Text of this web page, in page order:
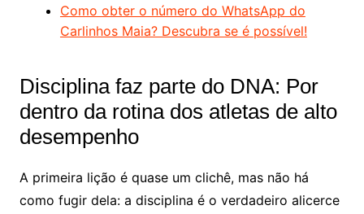
Como obter o número do WhatsApp do
Carlinhos Maia? Descubra se é possível!
Disciplina faz parte do DNA: Por
dentro da rotina dos atletas de alto
desempenho
A primeira lição é quase um clichê, mas não há
como fugir dela: a disciplina é o verdadeiro alicerce